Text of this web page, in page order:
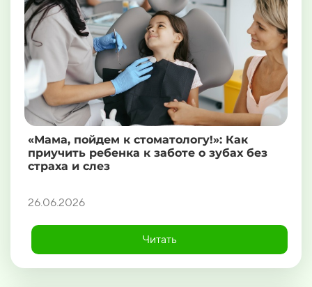
«Мама, пойдем к стоматологу!»: Как
приучить ребенка к заботе о зубах без
страха и слез
26.06.2026
Читать